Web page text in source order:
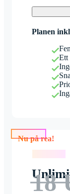
Planen
Ett
Nu på rea!
18